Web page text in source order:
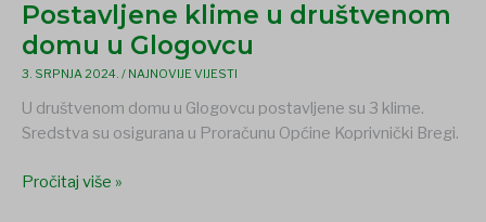
Postavljene klime u društvenom
domu u Glogovcu
3. SRPNJA 2024. / NAJNOVIJE VIJESTI
U društvenom domu u Glogovcu postavljene su 3 klime.
Sredstva su osigurana u Proračunu Općine Koprivnički Bregi.
u
društvenom
Glogovcu
Pročitaj više »